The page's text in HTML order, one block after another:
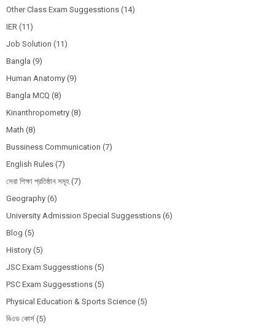
Other Class Exam Suggesstions (14)
IER (11)
Job Solution (11)
Bangla (9)
Human Anatomy (9)
Bangla MCQ (8)
Kinanthropometry (8)
Math (8)
Bussiness Communication (7)
English Rules (7)
সেরা শিক্ষা প্রতিষ্ঠান সমূহ (7)
Geography (6)
University Admission Special Suggesstions (6)
Blog (5)
History (5)
JSC Exam Suggesstions (5)
PSC Exam Suggesstions (5)
Physical Education & Sports Science (5)
বিএড কোর্স (5)